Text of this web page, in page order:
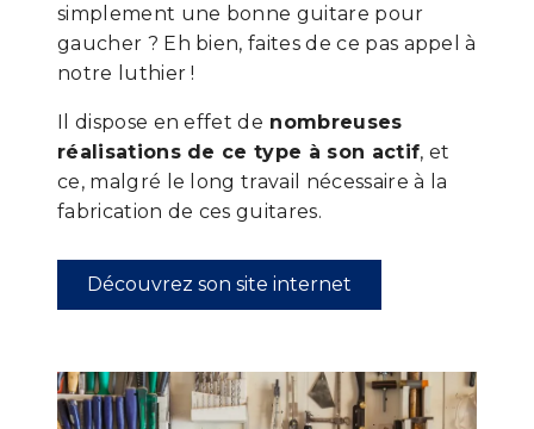
simplement une bonne guitare pour
gaucher ? Eh bien, faites de ce pas appel à
notre luthier !
Il dispose en effet de nombreuses
réalisations de ce type à son actif, et
ce, malgré le long travail nécessaire à la
fabrication de ces guitares.
Découvrez son site internet